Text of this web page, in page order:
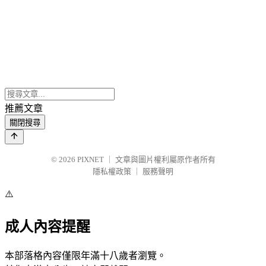
推薦文章
關閉搜尋
© 2026 PIXNET
文章與圖片權利屬原作者所有
隱私權政策
服務聲明
⚠️
成人內容提醒
本部落格內容僅限年滿十八歲者瀏覽。